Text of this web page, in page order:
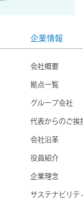
企業情報
会社概要
拠点一覧
グループ会社
代表からのご挨
会社沿革
役員紹介
企業理念
サステナビリテ